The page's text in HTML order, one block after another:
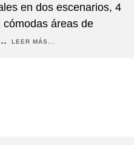
en dos escenarios, 4
áreas de
LEER MÁS...